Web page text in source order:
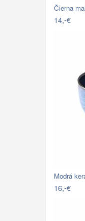
Čierna
14,-€
Modrá
16,-€